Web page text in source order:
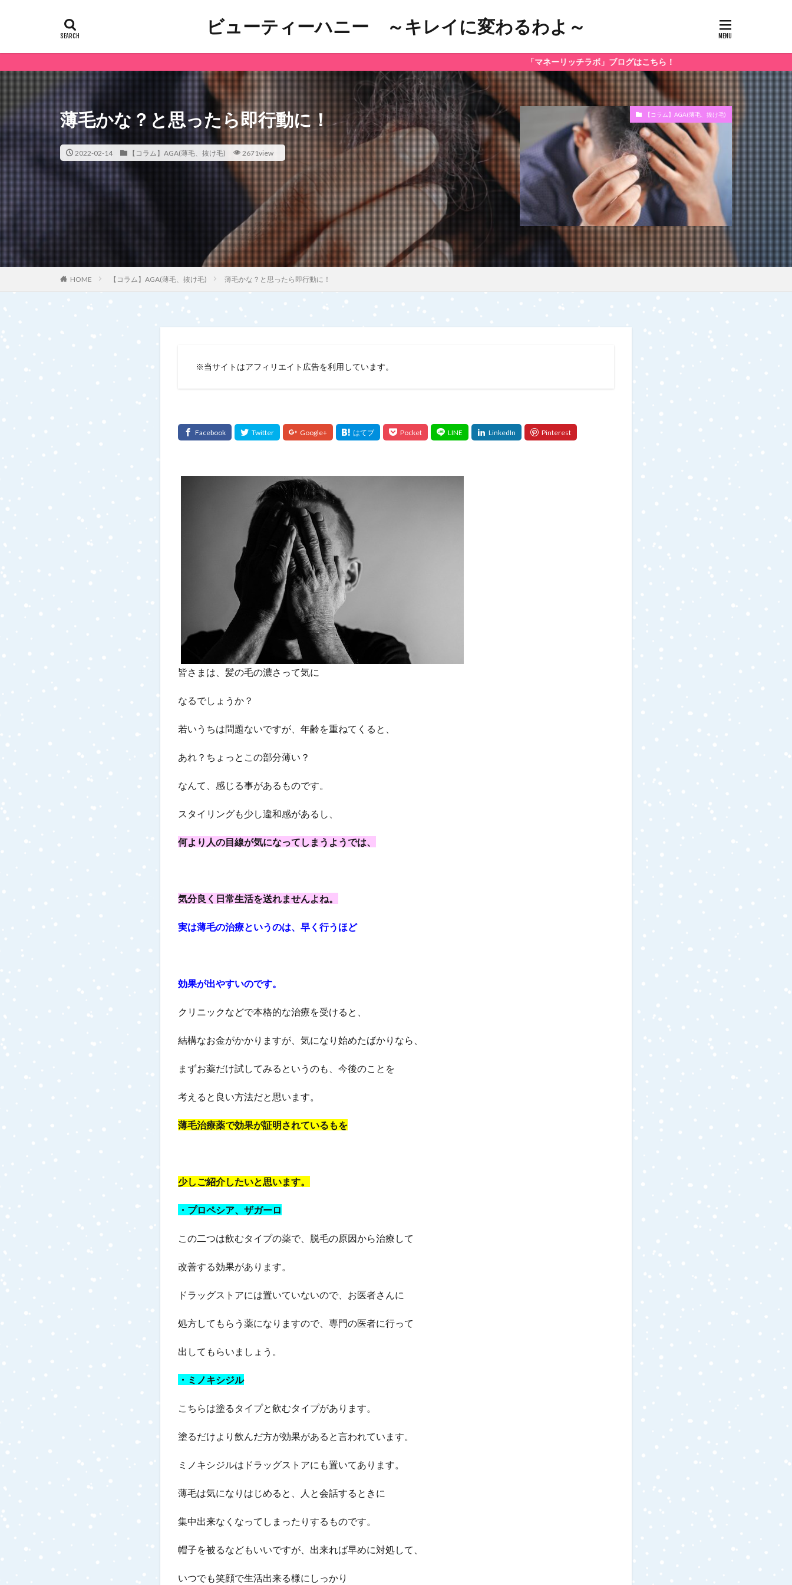
ビューティーハニー ～キレイに変わるわよ～
「マネーリッチラボ」ブログはこちら！
薄毛かな？と思ったら即行動に！
2022-02-14 【コラム】AGA(薄毛、抜け毛) 2671view
【コラム】AGA(薄毛、抜け毛)
HOME 【コラム】AGA(薄毛、抜け毛) 薄毛かな？と思ったら即行動に！
※当サイトはアフィリエイト広告を利用しています。
皆さまは、髪の毛の濃さって気に
なるでしょうか？
若いうちは問題ないですが、年齢を重ねてくると、
あれ？ちょっとこの部分薄い？
なんて、感じる事があるものです。
スタイリングも少し違和感があるし、
何より人の目線が気になってしまうようでは、
気分良く日常生活を送れませんよね。
実は薄毛の治療というのは、早く行うほど
効果が出やすいのです。
クリニックなどで本格的な治療を受けると、
結構なお金がかかりますが、気になり始めたばかりなら、
まずお薬だけ試してみるというのも、今後のことを
考えると良い方法だと思います。
薄毛治療薬で効果が証明されているもを
少しご紹介したいと思います。
・プロペシア、ザガーロ
この二つは飲むタイプの薬で、脱毛の原因から治療して
改善する効果があります。
ドラッグストアには置いていないので、お医者さんに
処方してもらう薬になりますので、専門の医者に行って
出してもらいましょう。
・ミノキシジル
こちらは塗るタイプと飲むタイプがあります。
塗るだけより飲んだ方が効果があると言われています。
ミノキシジルはドラッグストアにも置いてあります。
薄毛は気になりはじめると、人と会話するときに
集中出来なくなってしまったりするものです。
帽子を被るなどもいいですが、出来れば早めに対処して、
いつでも笑顔で生活出来る様にしっかり